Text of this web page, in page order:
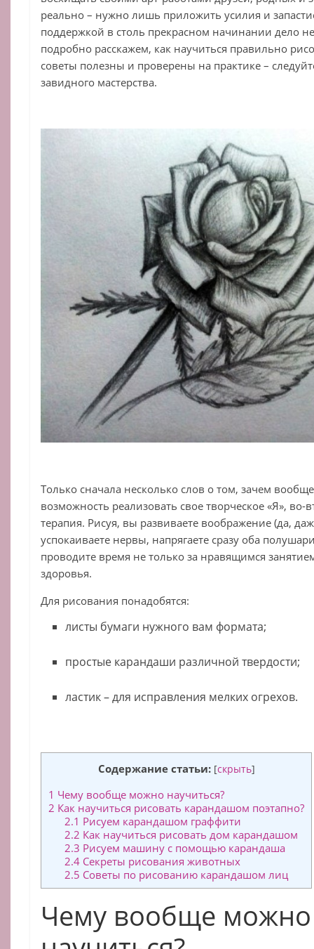
реально – нужно лишь приложить усилия и
поддержкой в столь прекрасном начинании дело
подробно расскажем, как научиться правильно
советы полезны и проверены на практике –
завидного мастерства.
Только сначала несколько слов о том, зачем
возможность реализовать свое творческое «Я»,
терапия. Рисуя, вы развиваете воображение (да,
успокаиваете нервы, напрягаете сразу оба
проводите время не только за нравящимся
здоровья.
Для рисования понадобятся:
листы бумаги нужного вам формата;
простые карандаши различной твердости;
ластик – для исправления мелких огрехов.
Содержание статьи: [скрыть]
1 Чему вообще можно научиться?
2 Как научиться рисовать карандашом поэтапно?
2.1 Рисуем карандашом граффити
2.2 Как научиться рисовать дом карандашом
2.3 Рисуем машину с помощью карандаша
2.4 Секреты рисования животных
2.5 Советы по рисованию карандашом лиц
Чему вообще можно